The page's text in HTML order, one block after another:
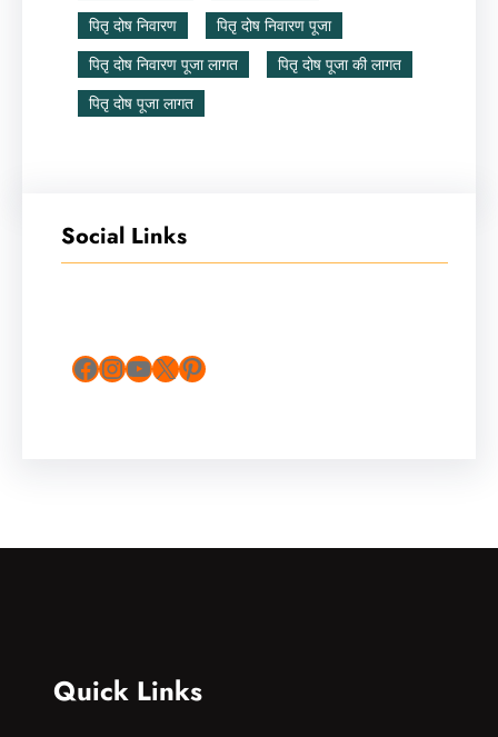
पितृ दोष निवारण
पितृ दोष निवारण पूजा
पितृ दोष निवारण पूजा लागत
पितृ दोष पूजा की लागत
पितृ दोष पूजा लागत
Social Links
Facebook InstagramYouTube X Pinterest
Quick Links